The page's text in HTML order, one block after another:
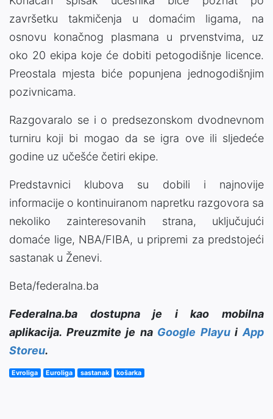
završetku takmičenja u domaćim ligama, na
osnovu konačnog plasmana u prvenstvima, uz
oko 20 ekipa koje će dobiti petogodišnje licence.
Preostala mjesta biće popunjena jednogodišnjim
pozivnicama.
Razgovaralo se i o predsezonskom dvodnevnom
turniru koji bi mogao da se igra ove ili sljedeće
godine uz učešće četiri ekipe.
Predstavnici klubova su dobili i najnovije
informacije o kontinuiranom napretku razgovora sa
nekoliko zainteresovanih strana, uključujući
domaće lige, NBA/FIBA, u pripremi za predstojeći
sastanak u Ženevi.
Beta/federalna.ba
Federalna.ba dostupna je i kao mobilna
aplikacija. Preuzmite je na Google PlayuiApp
Storeu.
Evroliga Euroliga sastanak košarka